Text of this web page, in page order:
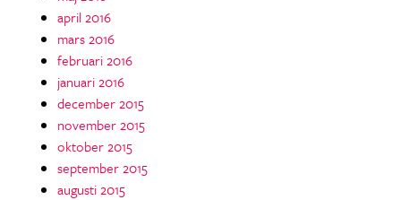
april 2016
mars 2016
februari 2016
januari 2016
december 2015
november 2015
oktober 2015
september 2015
augusti 2015